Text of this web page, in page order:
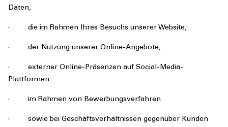
Daten,
· die im Rahmen Ihres Besuchs unserer Website,
· der Nutzung unserer Online-Angebote,
· externer Online-Präsenzen auf Social-Media-
Plattformen
· im Rahmen von Bewerbungsverfahren
· sowie bei Geschäftsverhältnissen gegenüber Kunden